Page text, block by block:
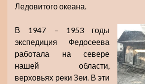
Ледовитого океана.
В 1947 – 1953 годы
экспедиция Федосеева
работала на севере
нашей области,
верховьях реки Зеи. В эти